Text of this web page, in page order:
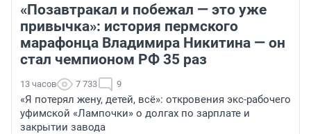
«Позавтракал и побежал — это уже
привычка»: история пермского
марафонца Владимира Никитина — он
стал чемпионом РФ 35 раз
13 часов 7 733 9
«Я потерял жену, детей, всё»: откровения экс-рабочего
уфимской «Лампочки» о долгах по зарплате и
закрытии завода